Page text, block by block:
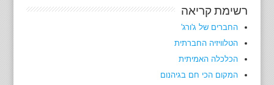
רשימת קריאה
החברים של ג'ורג'
הטלוויזיה החברתית
הכלכלה האמיתית
המקום הכי חם בגיהנום